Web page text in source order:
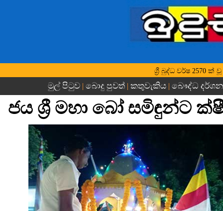
ශ්‍රී බුද්ධ වර්ෂ 2570 ක්
මුල් පිටුව | බොදු පුවත්| කතුවැකිය| බෞද්ධ
ජය ශ්‍රී මහා බෝ සමිඳුන්ට